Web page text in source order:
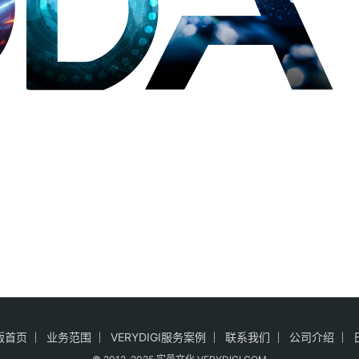
首页 业务范围 VERYDIGI服务案例 联系我们 公司介绍